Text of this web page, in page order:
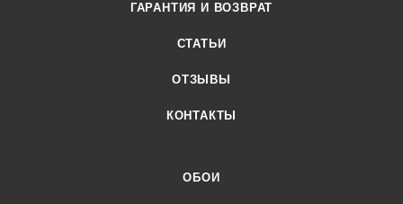
ГАРАНТИЯ И ВОЗВРАТ
СТАТЬИ
ОТЗЫВЫ
КОНТАКТЫ
ОБОИ